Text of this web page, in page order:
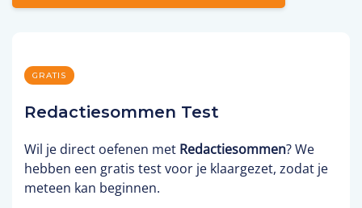
GRATIS
Redactiesommen Test
Wil je direct oefenen met Redactiesommen? We
hebben een gratis test voor je klaargezet, zodat je
meteen kan beginnen.